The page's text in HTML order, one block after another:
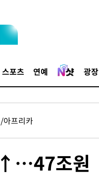
스포츠 연예 광장
아프리카
↑…47조원